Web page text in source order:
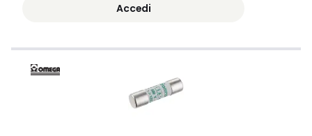
Accedi